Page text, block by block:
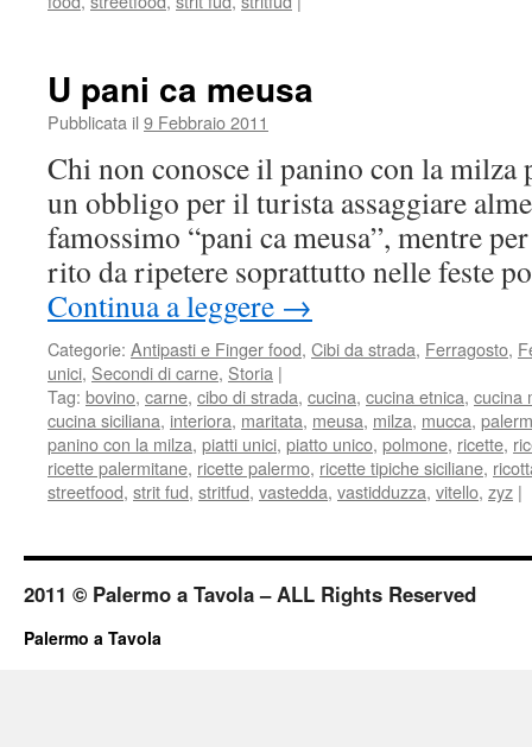
U pani ca meusa
Pubblicata il 9 Febbraio 2011
Chi non conosce il panino con la milza
un obbligo per il turista assaggiare
famossimo “pani ca meusa”, mentre
rito da ripetere soprattutto nelle feste
Continua a leggere →
Categorie: Antipasti e Finger food, Cibi da strada, Ferragosto,
unici, Secondi di carne, Storia |
Tag: bovino, carne, cibo di strada, cucina, cucina etnica, cucina
cucina siciliana, interiora, maritata, meusa, milza, mucca,
panino con la milza, piatti unici, piatto unico, polmone, ricette,
ricette palermitane, ricette palermo, ricette tipiche siciliane,
streetfood, strit fud, stritfud, vastedda, vastidduzza, vitello, zyz |
2011 © Palermo a Tavola – ALL Rights Reserved
Palermo a Tavola